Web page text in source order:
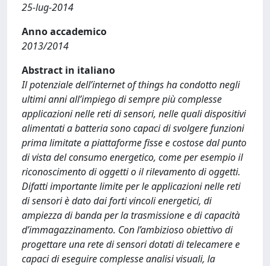
25-lug-2014
Anno accademico
2013/2014
Abstract in italiano
Il potenziale dell’internet of things ha condotto negli
ultimi anni all’impiego di sempre più complesse
applicazioni nelle reti di sensori, nelle quali dispositivi
alimentati a batteria sono capaci di svolgere funzioni
prima limitate a piattaforme fisse e costose dal punto
di vista del consumo energetico, come per esempio il
riconoscimento di oggetti o il rilevamento di oggetti.
Difatti importante limite per le applicazioni nelle reti
di sensori è dato dai forti vincoli energetici, di
ampiezza di banda per la trasmissione e di capacità
d’immagazzinamento. Con l’ambizioso obiettivo di
progettare una rete di sensori dotati di telecamere e
capaci di eseguire complesse analisi visuali, la